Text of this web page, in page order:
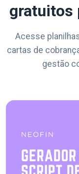
gratuitos
Acesse
cartas de
gestão